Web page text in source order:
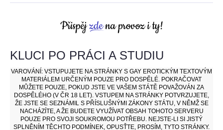
KLUCI PO PRÁCI A STUDIU
VAROVÁNÍ: VSTUPUJETE NA STRÁNKY S GAY EROTICKÝM TEXTOVÝM
MATERIÁLEM URČENÝM POUZE PRO DOSPĚLÉ. POKRAČOVAT
MŮŽETE POUZE, POKUD JSTE VE VAŠEM STÁTĚ POVAŽOVÁN ZA
DOSPĚLÉHO (V ČR 18 LET). VSTUPEM NA STRÁNKY POTVRZUJETE,
ŽE JSTE SE SEZNÁMIL S PŘÍSLUŠNÝMI ZÁKONY STÁTU, V NĚMŽ SE
NACHÁZÍTE, A ŽE BUDETE VYUŽÍVAT OBSAH TOHOTO SERVERU
POUZE PRO SVOJI SOUKROMOU POTŘEBU. NEJSTE-LI SI JISTÝ
SPLNĚNÍM TĚCHTO PODMÍNEK, OPUSŤTE, PROSÍM, TYTO STRÁNKY.